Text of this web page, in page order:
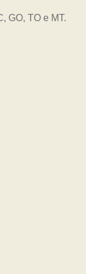
GO, TO e MT.